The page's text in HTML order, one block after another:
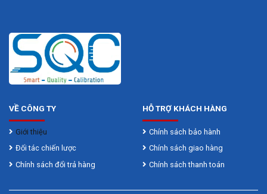
VỀ CÔNG TY
Giới thiệu
Đối tác chiến lược
Chính sách đổi trả hàng
HỖ TRỢ KHÁCH HÀNG
Chính sách bảo hành
Chính sách giao hàng
Chính sách thanh toán